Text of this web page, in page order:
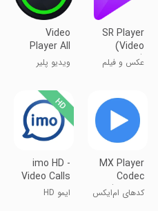
SR Player
(Video
Player)
عکس و فیلم
Video
Player All
Format
ویدیو پلیر
MX Player
Codec
(ARMv7
NEON)
کدهای ام‌ایکس
imo HD -
Video Calls
and Chats
ایمو HD